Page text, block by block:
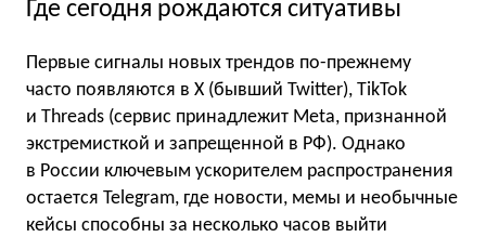
Где сегодня рождаются ситуативы
Первые сигналы новых трендов по-прежнему
часто появляются в X (бывший Twitter), TikTok
и Threads (сервис принадлежит Meta, признанной
экстремисткой и запрещенной в РФ). Однако
в России ключевым ускорителем распространения
остается Telegram, где новости, мемы и необычные
кейсы способны за несколько часов выйти